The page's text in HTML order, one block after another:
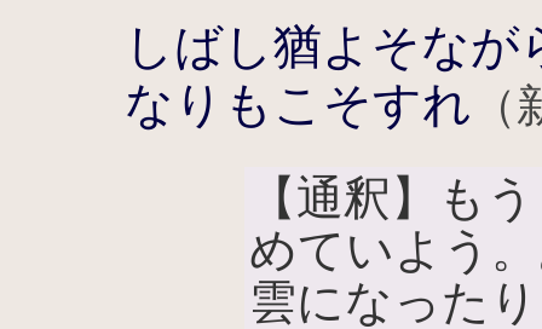
しばし猶よそな
なりもこそすれ
【通釈】も
めていよう
雲になった